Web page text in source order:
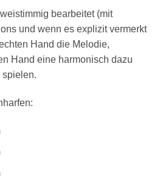
bearbeitet (mit
und wenn es explizit vermerkt
Hand die Melodie,
Hand eine harmonisch dazu
spielen.
37 SAITEN